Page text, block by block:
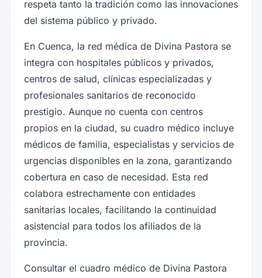
respeta tanto la tradición como las innovaciones
del sistema público y privado.
En Cuenca, la red médica de Divina Pastora se
integra con hospitales públicos y privados,
centros de salud, clínicas especializadas y
profesionales sanitarios de reconocido
prestigio. Aunque no cuenta con centros
propios en la ciudad, su cuadro médico incluye
médicos de familia, especialistas y servicios de
urgencias disponibles en la zona, garantizando
cobertura en caso de necesidad. Esta red
colabora estrechamente con entidades
sanitarias locales, facilitando la continuidad
asistencial para todos los afiliados de la
provincia.
Consultar el cuadro médico de Divina Pastora